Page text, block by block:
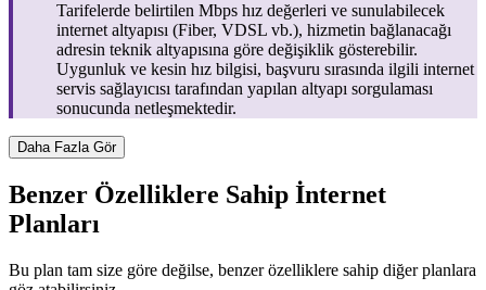
Tarifelerde belirtilen Mbps hız değerleri ve sunulabilecek
internet altyapısı (Fiber, VDSL vb.), hizmetin bağlanacağı
adresin teknik altyapısına göre değişiklik gösterebilir.
Uygunluk ve kesin hız bilgisi, başvuru sırasında ilgili internet
servis sağlayıcısı tarafından yapılan altyapı sorgulaması
sonucunda netleşmektedir.
Daha Fazla Gör
Benzer Özelliklere Sahip İnternet
Planları
Bu plan tam size göre değilse, benzer özelliklere sahip diğer planlara